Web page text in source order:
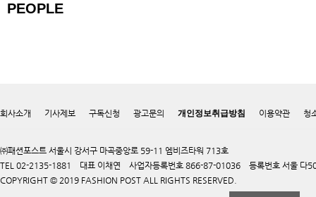
PEOPLE
회사소개 기사제보 구독신청 광고문의 개인정보취급방침 이용약관 청
㈜패션포스트 서울시 강서구 마곡중앙로 59-11 엠비즈타워 713호
TEL 02-2135-1881 대표 이채연 사업자등록번호 866-87-01036 등록번호 서울 다
COPYRIGHT © 2019 FASHION POST ALL RIGHTS RESERVED.